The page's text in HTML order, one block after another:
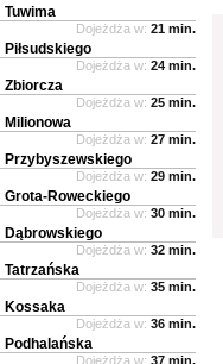
Tuwima
Dojeżdża w: 21 min.
Piłsudskiego
Dojeżdża w: 24 min.
Zbiorcza
Dojeżdża w: 25 min.
Milionowa
Dojeżdża w: 27 min.
Przybyszewskiego
Dojeżdża w: 29 min.
Grota-Roweckiego
Dojeżdża w: 30 min.
Dąbrowskiego
Dojeżdża w: 32 min.
Tatrzańska
Dojeżdża w: 35 min.
Kossaka
Dojeżdża w: 36 min.
Podhalańska
Dojeżdża w: 37 min.